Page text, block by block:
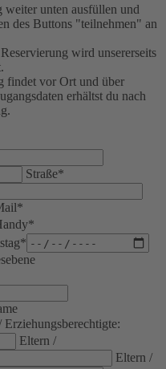
weiter unten ausfüllen und
des Buttons "teilnehmen" an
wird unsererseits
findet vor Ort und über
erhältst du nach
Straße*
Erziehungsberechtigte:
Eltern /
Eltern /